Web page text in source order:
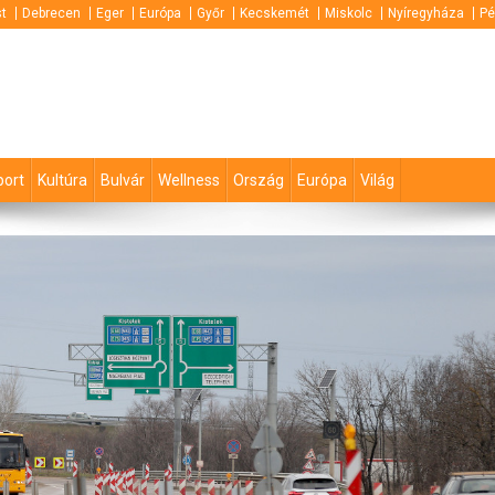
Debrecen Eger Európa Győr Kecskemét Miskolc Nyíregyháza
Kultúra Bulvár Wellness Ország Európa Világ